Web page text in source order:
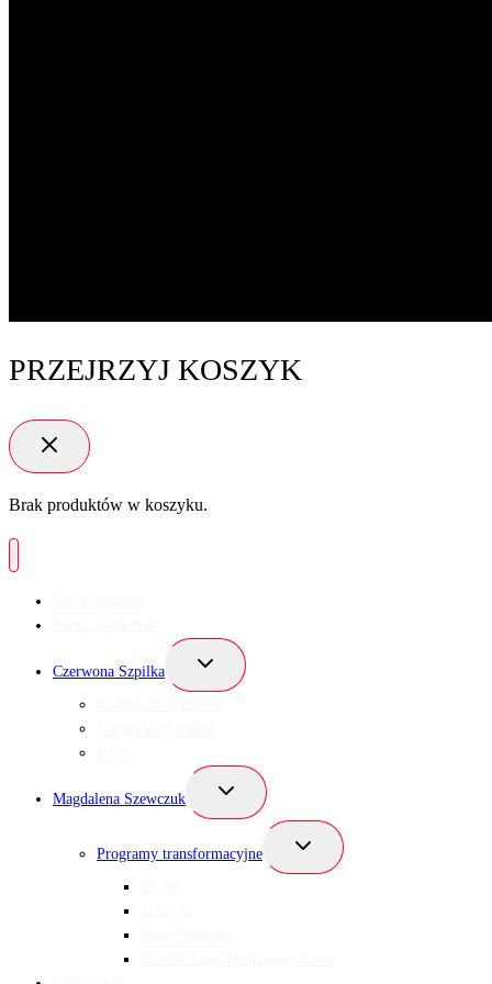
PRZEJRZYJ KOSZYK
Brak produktów w koszyku.
Czerwona Szpilka
Przełącz
podrzędne
Magdalena Szewczuk
Przełącz
podrzędne
Programy transformacyjne
Przełącz
podrzędne